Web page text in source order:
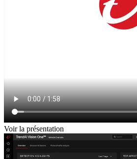
Voir la présentation